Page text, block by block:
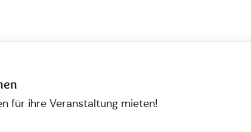
für ihre Veranstaltung mieten!